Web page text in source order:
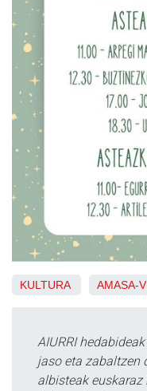
KULTURA AMASA-
AIURRI
jaso eta zabaltzen
albisteak